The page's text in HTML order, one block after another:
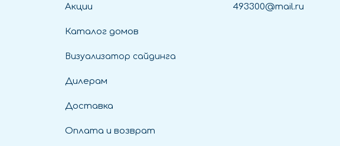
Акции
Каталог домов
Визуализатор сайдинга
Дилерам
Доставка
Оплата и возврат
493300@mail.ru